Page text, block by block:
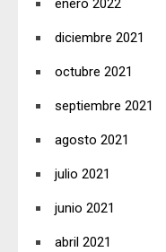
enero 2022
diciembre 2021
octubre 2021
septiembre 2021
agosto 2021
julio 2021
junio 2021
abril 2021